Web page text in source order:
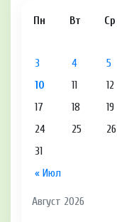
Август 2026
Пн Вт Ср
« Июл
3
4 5
10
11 12
17
18 19
24
25 26
31